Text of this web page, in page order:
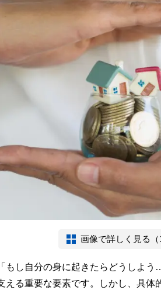
画像で詳しく見る（
もし自分の身に起きたらどうしよ
える重要な要素です。しかし、具